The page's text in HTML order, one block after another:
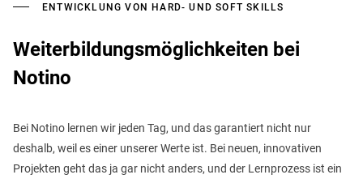
ENTWICKLUNG VON HARD- UND SOFT SKILLS
Weiterbildungsmöglichkeiten bei
Notino
Bei Notino lernen wir jeden Tag, und das garantiert nicht nur
deshalb, weil es einer unserer Werte ist. Bei neuen, innovativen
Projekten geht das ja gar nicht anders, und der Lernprozess ist ein